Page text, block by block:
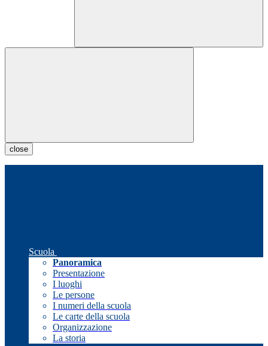
close
Scuola
Panoramica
Presentazione
I luoghi
Le persone
I numeri della scuola
Le carte della scuola
Organizzazione
La storia